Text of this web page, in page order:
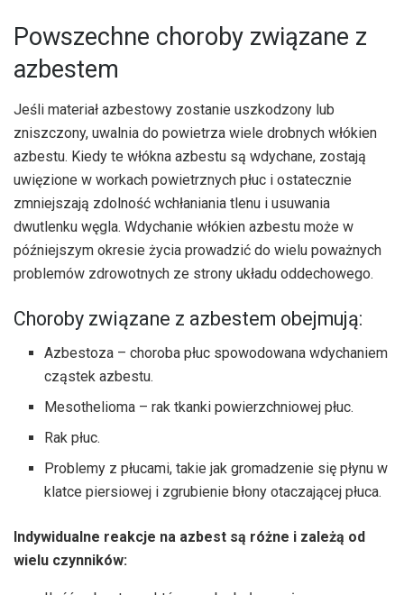
Powszechne choroby związane z
azbestem
Jeśli materiał azbestowy zostanie uszkodzony lub
zniszczony, uwalnia do powietrza wiele drobnych włókien
azbestu. Kiedy te włókna azbestu są wdychane, zostają
uwięzione w workach powietrznych płuc i ostatecznie
zmniejszają zdolność wchłaniania tlenu i usuwania
dwutlenku węgla. Wdychanie włókien azbestu może w
późniejszym okresie życia prowadzić do wielu poważnych
problemów zdrowotnych ze strony układu oddechowego.
Choroby związane z azbestem obejmują:
Azbestoza – choroba płuc spowodowana wdychaniem
cząstek azbestu.
Mesothelioma – rak tkanki powierzchniowej płuc.
Rak płuc.
Problemy z płucami, takie jak gromadzenie się płynu w
klatce piersiowej i zgrubienie błony otaczającej płuca.
Indywidualne reakcje na azbest są różne i zależą od
wielu czynników: